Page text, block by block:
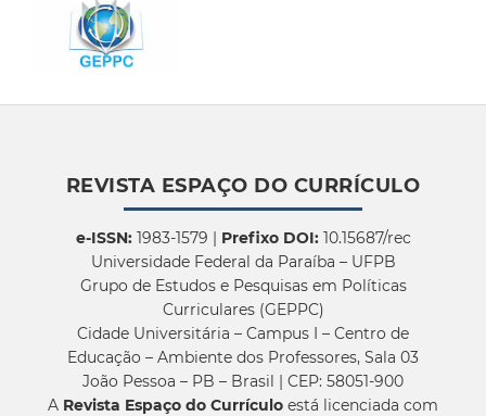
REVISTA ESPAÇO DO CURRÍCULO
e-ISSN:1983-1579 | Prefixo DOI:10.15687/rec
Universidade Federal da Paraíba – UFPB
Grupo de Estudos e Pesquisas em Políticas
Curriculares (GEPPC)
Cidade Universitária – Campus I – Centro de
Educação – Ambiente dos Professores, Sala 03
João Pessoa – PB – Brasil | CEP: 58051-900
A Revista Espaço do Currículo está licenciada com